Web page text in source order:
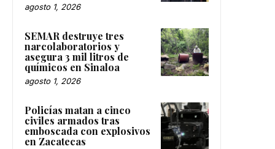
agosto 1, 2026
SEMAR destruye tres
narcolaboratorios y
asegura 3 mil litros de
químicos en Sinaloa
agosto 1, 2026
Policías matan a cinco
civiles armados tras
emboscada con explosivos
en Zacatecas